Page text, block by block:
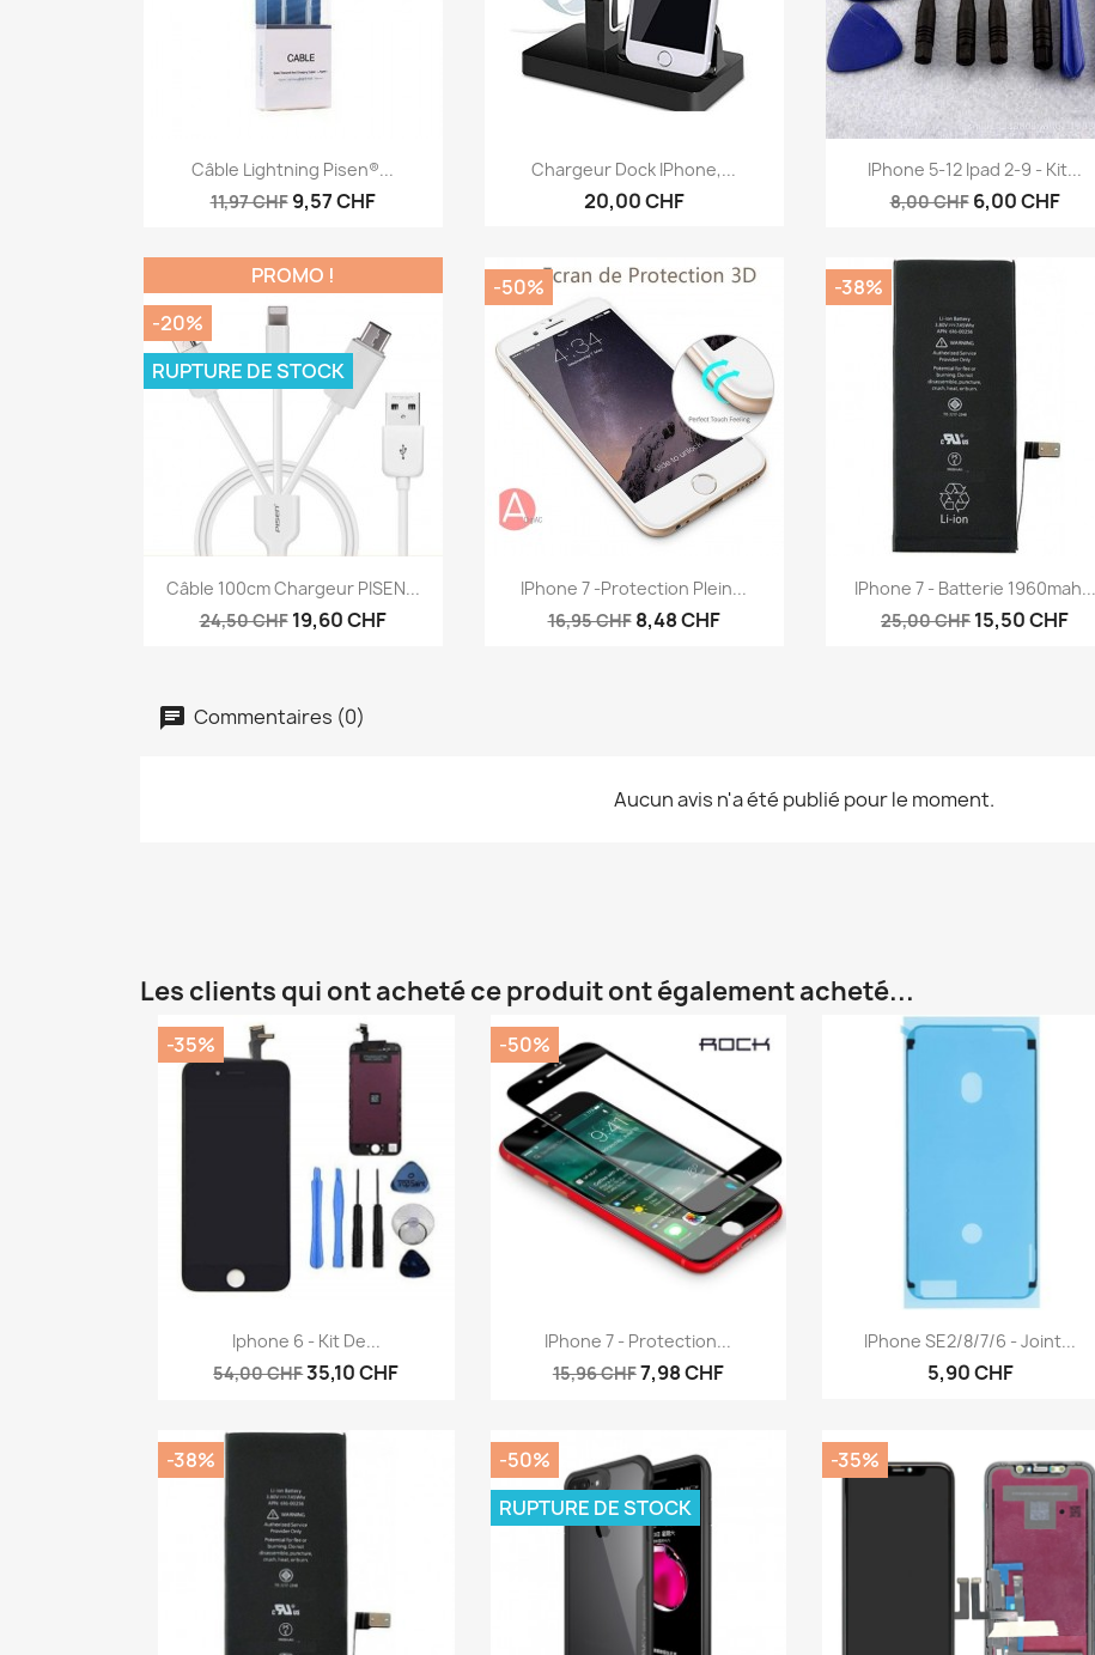
 Aperçu rapide
Câble Lightning Pisen®...
11,97 CHF 9,57 CHF
Aperçu rapide
Chargeur Dock IPhone,...
20,00 CHF
Aperçu rapide
IPhone 5-12 Ipad 2-9 - Kit...
8,00 CHF 6,00 CHF
Aperçu rapide
Câble 100cm Chargeur PISEN...
24,50 CHF 19,60 CHF
PROMO !
-20%
RUPTURE DE STOCK
Aperçu rapide
IPhone 7 -protection Plein...
16,95 CHF 8,48 CHF
-50%
Aperçu rapide
IPhone 7 - Batterie 1960mah...
25,00 CHF 15,50 CHF
-38%
Commentaires (0)
Aucun avis n'a été publié pour le moment.
Les clients qui ont acheté ce produit ont également acheté...
Aperçu rapide
Iphone 6 - Kit De...
54,00 CHF35,10 CHF
-35%
Aperçu rapide
IPhone 7 - Protection...
15,96 CHF7,98 CHF
-50%
Aperçu rapide
IPhone SE2/8/7/6 - Joint...
5,90 CHF
-38%
-50%
RUPTURE DE STOCK
-35%